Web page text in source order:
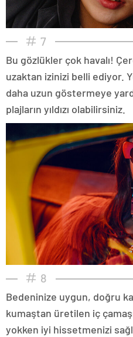
7
Bu gözlükler çok havalı!
uzaktan izinizi belli ediyor.
daha uzun göstermeye
plajların yıldızı olabilirsiniz.
8
Bedeninize uygun, doğru
kumaştan üretilen iç
yokken iyi hissetmenizi